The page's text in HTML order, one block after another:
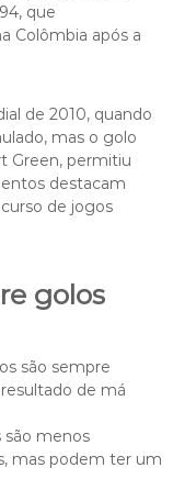
que
Colômbia após a
de 2010, quando
mas o golo
Green, permitiu
destacam
de jogos
golos
são sempre
de má
são menos
mas podem ter um